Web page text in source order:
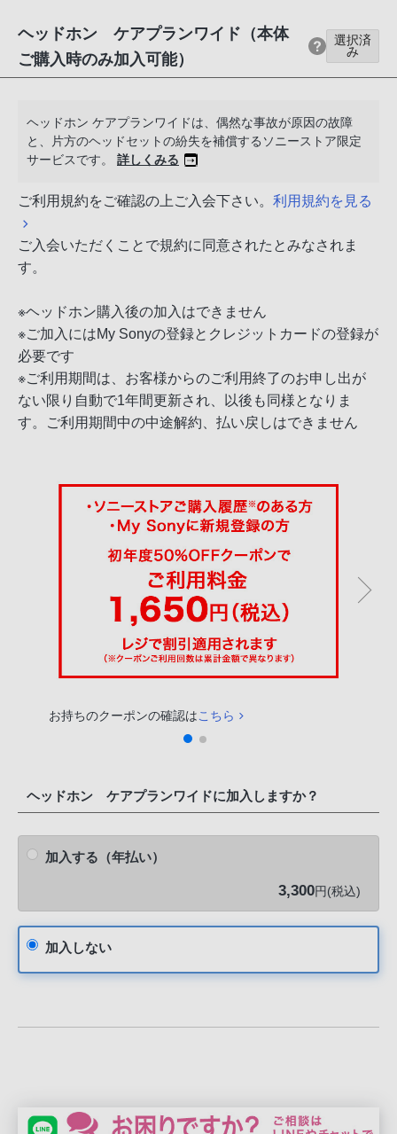
ヘッドホン ケアプランワイド（本体
ご購入時のみ加入可能）
選択済
み
ヘッドホン ケアプランワイドは、偶然な事故が原因の故障
と、片方のヘッドセットの紛失を補償するソニーストア限定
サービスです。 詳しくみる
ご利用規約をご確認の上ご入会下さい。 利用規約を見る
ご入会いただくことで規約に同意されたとみなされま
す。
※ヘッドホン購入後の加入はできません
※ご加入にはMy Sonyの登録とクレジットカードの登録が
必要です
※ご利用期間は、お客様からのご利用終了のお申し出が
ない限り自動で1年間更新され、以後も同様となりま
す。ご利用期間中の中途解約、払い戻しはできません
お持ちのクーポンの確認は こちら
ヘッドホン ケアプランワイドに加入しますか？
加入する（年払い）
3,300円(税込)
加入しない